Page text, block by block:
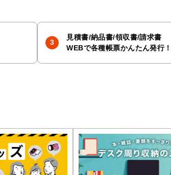
見積書/納品書/領収書/請求書
WEBで各種帳票かんたん発行！